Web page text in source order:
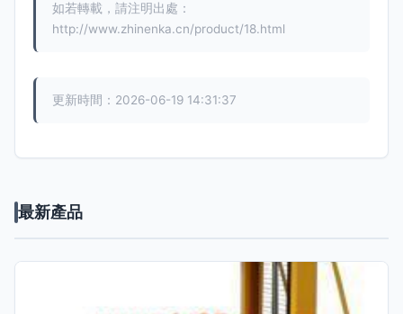
如若轉載，請注明出處：
http://www.zhinenka.cn/product/18.html
更新時間：2026-06-19 14:31:37
最新產品